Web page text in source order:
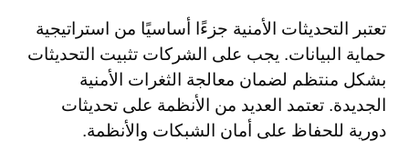
تعتبر التحديثات الأمنية جزءًا أساسيًا من استراتيجية
حماية البيانات. يجب على الشركات تثبيت التحديثات
بشكل منتظم لضمان معالجة الثغرات الأمنية
الجديدة. تعتمد العديد من الأنظمة على تحديثات
دورية للحفاظ على أمان الشبكات والأنظمة.